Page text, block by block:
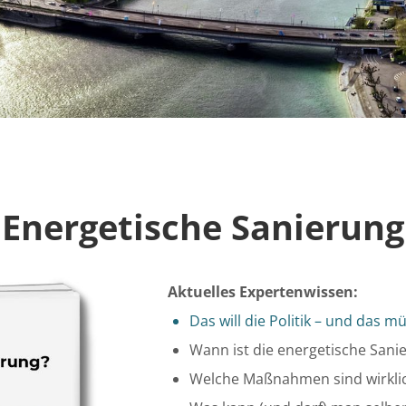
Energetische Sanierung
Aktuelles Expertenwissen:
Das will die Politik – und das
Wann ist die energetische
Welche Maßnahmen sind